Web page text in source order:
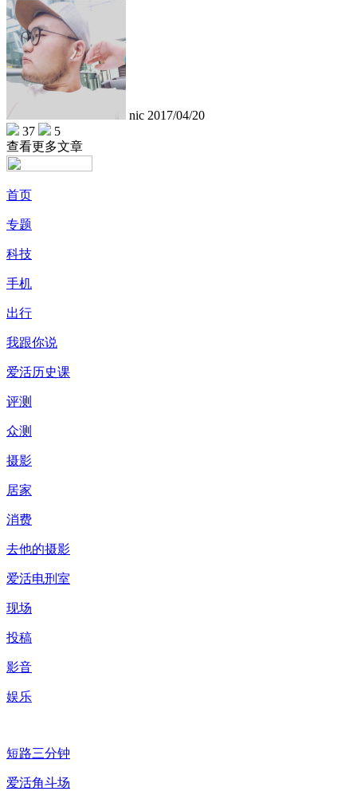
nic 2017/04/20
37
5
查看更多文章
首页
专题
科技
手机
出行
我跟你说
爱活历史课
评测
众测
摄影
居家
消费
去他的摄影
爱活电刑室
现场
投稿
影音
娱乐
短路三分钟
爱活角斗场